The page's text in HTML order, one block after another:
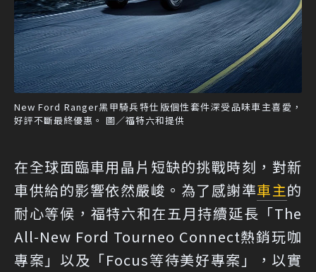
New Ford Ranger黑甲騎兵特仕版個性套件深受品味車主喜愛，
好評不斷最終優惠。 圖／福特六和提供
在全球面臨車用晶片短缺的挑戰時刻，對新
車供給的影響依然嚴峻。為了感謝準車主的
耐心等候，福特六和在五月持續延長「The
All-New Ford Tourneo Connect熱銷玩咖
專案」以及「Focus等待美好專案」，以實